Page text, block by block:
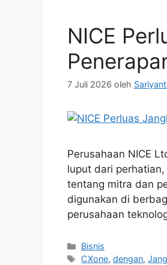
NICE
7 Juli 2026 oleh
Perusahaan NICE
luput dari
tentang mitra dan
digunakan di
perusahaan
Kategori
Bisnis
Tag
CXone,dengan,